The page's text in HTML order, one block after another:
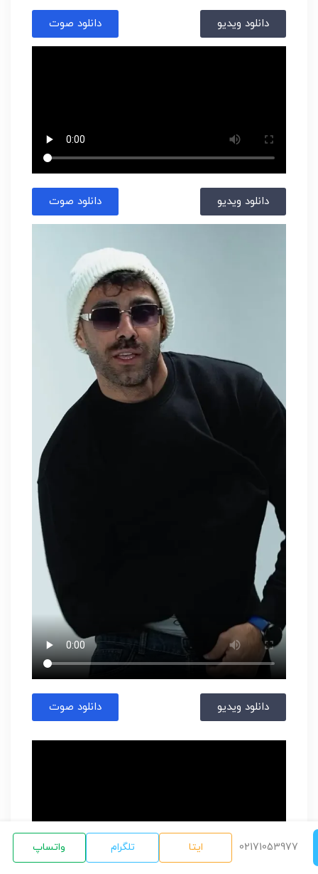
02171053977 ایتا تلگرام واتساپ
دانلود ویدیو دانلود صوت
دانلود ویدیو دانلود صوت
دانلود ویدیو دانلود صوت